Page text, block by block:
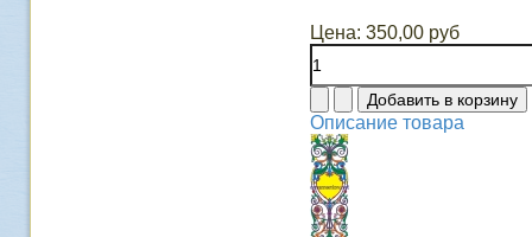
Цена: 350,00 руб
Описание товара